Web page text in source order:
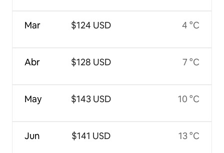
Mar
Abr
May
Jun
$124 USD
$128 USD
$143 USD
$141 USD
4 °C
7 °C
10 °C
13 °C